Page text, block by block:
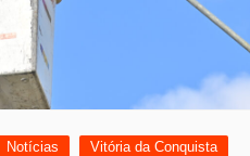
Notícias Vitória da Conquista